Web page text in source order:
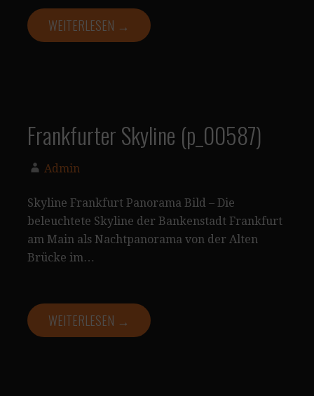
WEITERLESEN →
Frankfurter Skyline (p_00587)
Admin
Skyline Frankfurt Panorama Bild – Die
beleuchtete Skyline der Bankenstadt Frankfurt
am Main als Nachtpanorama von der Alten
Brücke im…
WEITERLESEN →